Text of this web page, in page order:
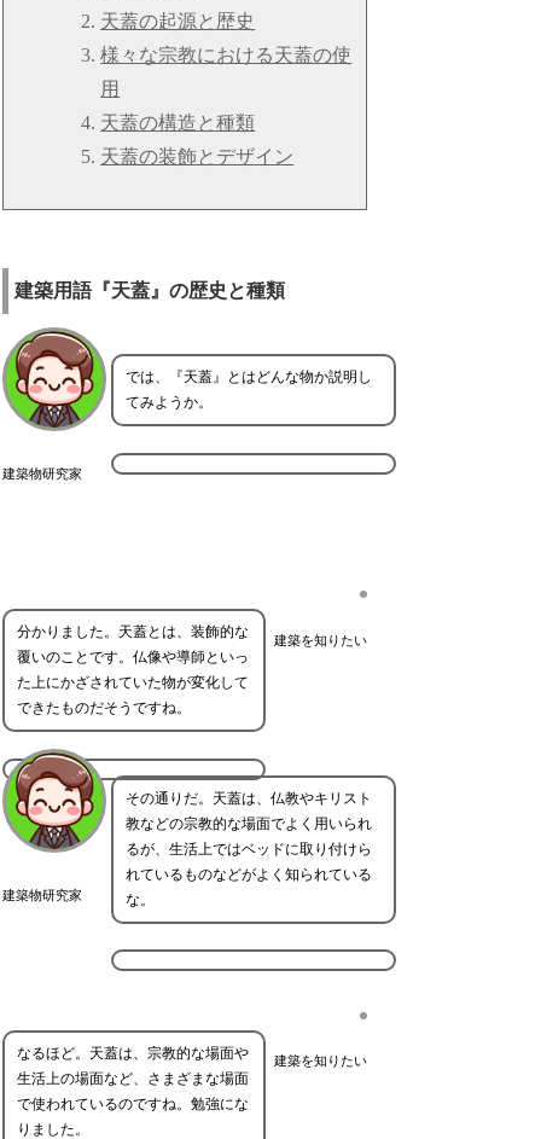
天蓋の起源と歴史
様々な宗教における天蓋の使
用
天蓋の構造と種類
天蓋の装飾とデザイン
建築用語『天蓋』の歴史と種類
建築物研究家
では、『天蓋』とはどんな物か説明し
てみようか。
建築を知りたい
分かりました。天蓋とは、装飾的な
覆いのことです。仏像や導師といっ
た上にかざされていた物が変化して
できたものだそうですね。
建築物研究家
その通りだ。天蓋は、仏教やキリスト
教などの宗教的な場面でよく用いられ
るが、生活上ではベッドに取り付けら
れているものなどがよく知られている
な。
建築を知りたい
なるほど。天蓋は、宗教的な場面や
生活上の場面など、さまざまな場面
で使われているのですね。勉強にな
りました。